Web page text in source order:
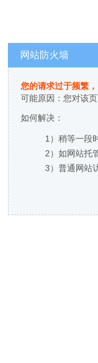
网站防火墙
您的请求过于频繁
可能原因：您对该
如何解决：
1）稍等一段
2）如网站托
3）普通网站